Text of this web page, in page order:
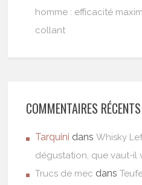
homme : efficacité
collant
COMMENTAIRES RÉCENTS
Tarquini dansWhisky
dégustation, que vaut-il
Trucs de mec dans